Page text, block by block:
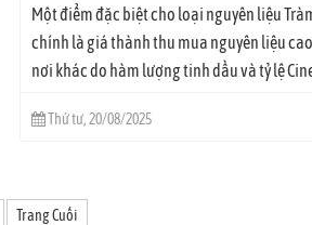
Một điểm đặc biệt cho loại nguyên liệu
chính là giá thành thu mua nguyên liệu
nơi khác do hàm lượng tinh dầu và tỷ lệ
Thứ tư, 20/08/2025
Trang Cuối